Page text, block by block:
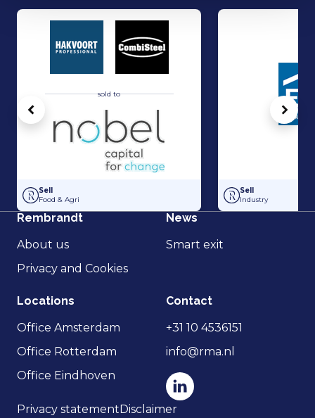
sold to
Hakvoort and Nobel Capital Partners have entered into a strategic
Sell
Food & Agri
Management Buy-
Sell
Industry
Vorige
Rembrandt
About us
Privacy and Cookies
News
Smart exit
Locations
Office Amsterdam
Office Rotterdam
Office Eindhoven
Contact
+31 10 4536151
info@rma.nl
Privacy statementDisclaimer